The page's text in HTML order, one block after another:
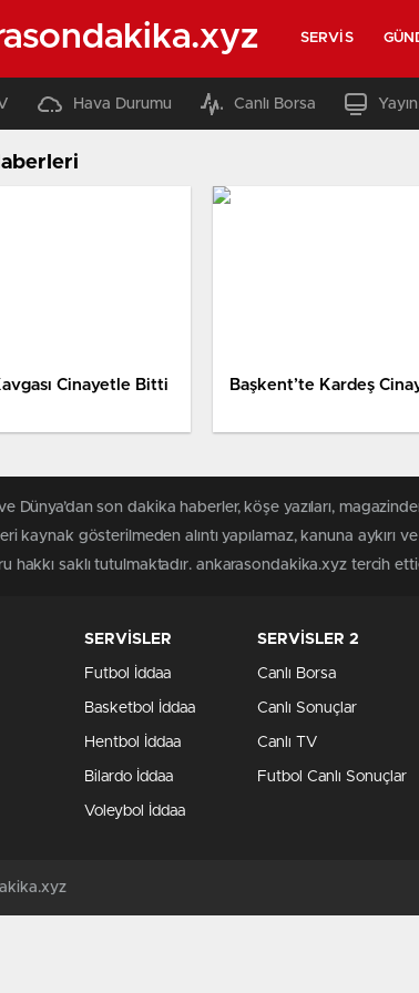
SERVIS
Hava Durumu Canlı Borsa
Cinayetle Bitti Başkent’te Kardeş
Dünya’dan son dakika haberler, köşe yazıları,
kaynak gösterilmeden alıntı yapılamaz, kanuna aykırı
hakkı saklı tutulmaktadır. ankarasondakika.xyz tercih
SERVİSLER
Futbol İddaa
Basketbol İddaa
Hentbol İddaa
Bilardo İddaa
Voleybol İddaa
SERVİSLER 2
Canlı Borsa
Canlı Sonuçlar
Canlı TV
Futbol Canlı Sonuçlar